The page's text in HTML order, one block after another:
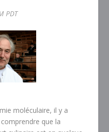
PDT
moléculaire, il y a
que la